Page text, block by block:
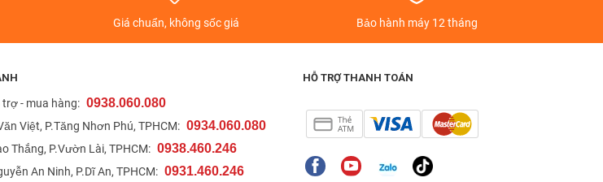
Giá chuẩn, không sốc giá Bảo hành máy 12 tháng
- mua hàng: 0938.060.080
Việt, P.Tăng Nhơn Phú, TPHCM: 0934.060.080
Thắng, P.Vườn Lài, TPHCM: 0938.460.246
An Ninh, P.Dĩ An, TPHCM: 0931.460.246
HỖ TRỢ THANH TOÁN